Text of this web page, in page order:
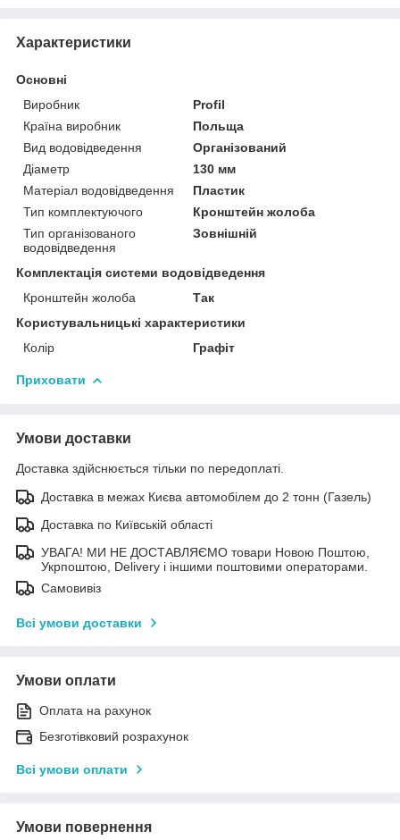
Характеристики
Основні
Виробник
Profil
Країна виробник
Польща
Вид водовідведення
Організований
Діаметр
130 мм
Матеріал водовідведення
Пластик
Тип комплектуючого
Кронштейн жолоба
Тип організованого
водовідведення
Зовнішній
Комплектація системи водовідведення
Кронштейн жолоба
Так
Користувальницькі характеристики
Колір
Графіт
Приховати
Умови доставки
Доставка здійснюється тільки по передоплаті.
Доставка в межах Києва автомобілем до 2 тонн (Газель)
Доставка по Київській області
УВАГА! МИ НЕ ДОСТАВЛЯЄМО товари Новою Поштою,
Укрпоштою, Delivery і іншими поштовими операторами.
Самовивіз
Всі умови доставки
Умови оплати
Оплата на рахунок
Безготівковий розрахунок
Всі умови оплати
Умови повернення